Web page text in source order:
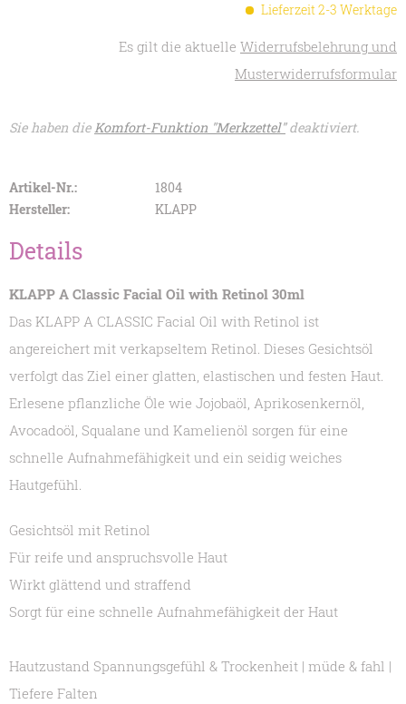
Lieferzeit 2-3 Werktage
Es gilt die aktuelle Widerrufsbelehrung und
Musterwiderrufsformular
Sie haben dieKomfort-Funktion "Merkzettel"deaktiviert.
Artikel-Nr.:
1804
Hersteller:
KLAPP
Details
KLAPP A Classic Facial Oil with Retinol 30ml
Das KLAPP A CLASSIC Facial Oil with Retinol ist
angereichert mit verkapseltem Retinol. Dieses Gesichtsöl
verfolgt das Ziel einer glatten, elastischen und festen Haut.
Erlesene pflanzliche Öle wie Jojobaöl, Aprikosenkernöl,
Avocadoöl, Squalane und Kamelienöl sorgen für eine
schnelle Aufnahmefähigkeit und ein seidig weiches
Hautgefühl.
Gesichtsöl mit Retinol
Für reife und anspruchsvolle Haut
Wirkt glättend und straffend
Sorgt für eine schnelle Aufnahmefähigkeit der Haut
Hautzustand Spannungsgefühl & Trockenheit | müde & fahl |
Tiefere Falten